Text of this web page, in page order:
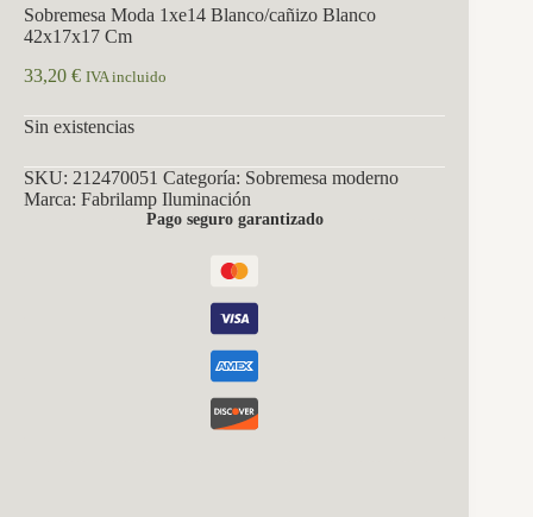
Sobremesa Moda 1xe14 Blanco/cañizo Blanco
42x17x17 Cm
33,20 € IVA incluido
Sin existencias
SKU: 212470051 Categoría: Sobremesa moderno
Marca: Fabrilamp Iluminación
Pago seguro garantizado